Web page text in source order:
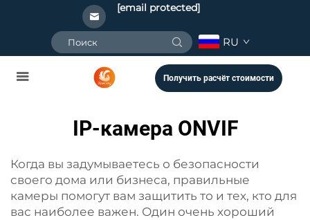
[email protected]
RU
Получить расчёт стоимости
IP-камера ONVIF
Когда вы задумываетесь о безопасности
своего дома или бизнеса, правильные
камеры помогут вам защитить то и тех, кто для
вас наиболее важен. Один очень хороший